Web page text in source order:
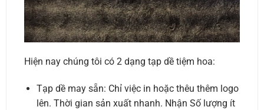
Hiện nay chúng tôi có 2 dạng tạp dề tiệm hoa:
Tạp dề may sẵn: Chỉ việc in hoặc thêu thêm logo
lên. Thời gian sản xuất nhanh. Nhận Số lượng ít